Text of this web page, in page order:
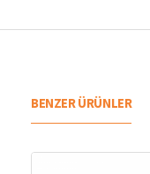
BENZER ÜRÜNLER